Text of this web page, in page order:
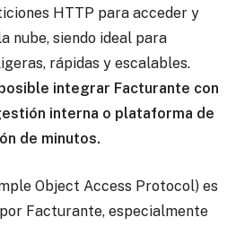
HTTP para acceder y
nube, siendo ideal para
rápidas y escalables.
integrar Facturante con
interna o plataforma de
de minutos.
Object Access Protocol) es
Facturante, especialmente